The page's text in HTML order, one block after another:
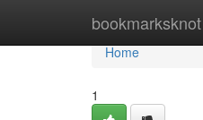
bookmarksknot
Home
Home
1